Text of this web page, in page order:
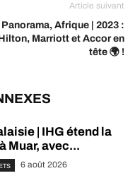
Article suivant
Panorama, Afrique | 2023 :
Marriott et Accor en
tête 🌍 !
| IHG étend la
Muar, avec...
6 août 2026